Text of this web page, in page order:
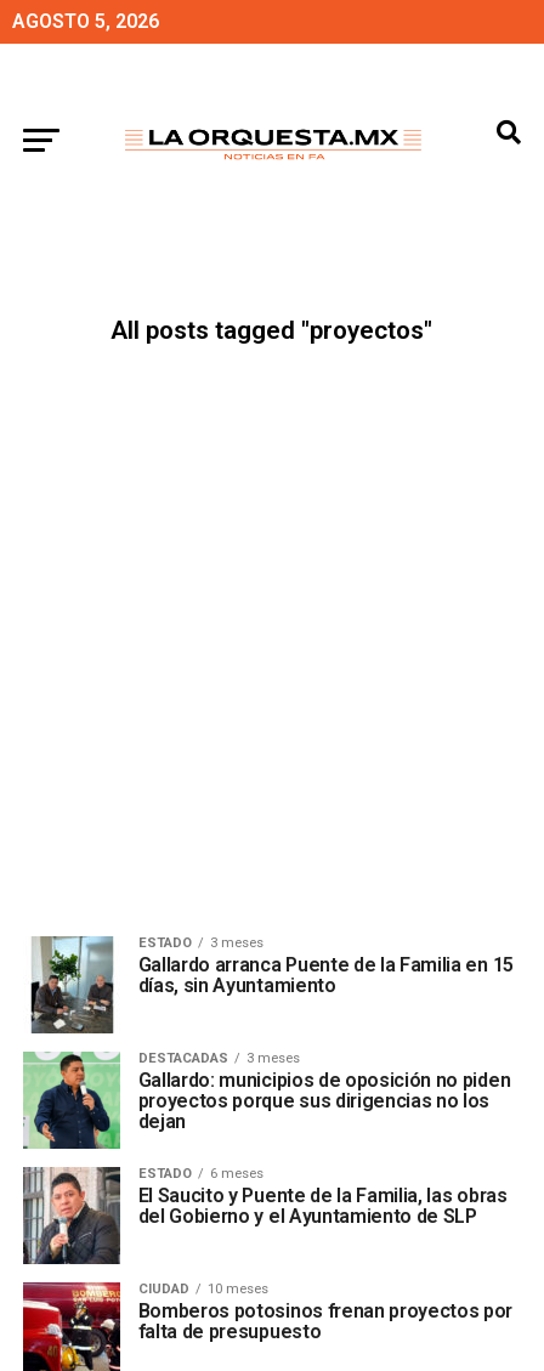
AGOSTO 5, 2026
All posts tagged "proyectos"
ESTADO 3 meses
Gallardo arranca Puente de la Familia en 15
días, sin Ayuntamiento
DESTACADAS 3 meses
Gallardo: municipios de oposición no piden
proyectos porque sus dirigencias no los
dejan
ESTADO 6 meses
El Saucito y Puente de la Familia, las obras
del Gobierno y el Ayuntamiento de SLP
CIUDAD 10 meses
Bomberos potosinos frenan proyectos por
falta de presupuesto